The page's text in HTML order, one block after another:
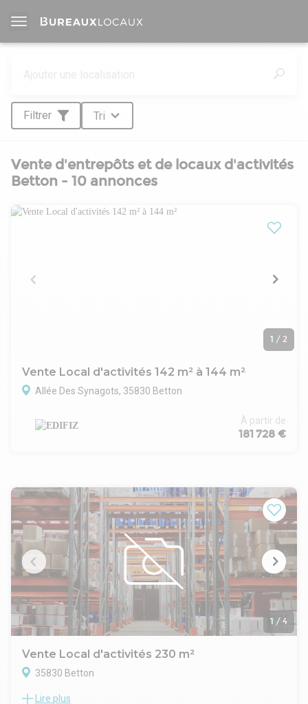
Filtrer Tri
Vente d'entrepôts et de locaux d'activités
Betton - 10 annonces
1 / 2
Vente Local d'activités 142 m² à 144 m²
Allée Des Synagots, 35830 Betton
À partir de
181 728 €
1 / 4
Vente Local d'activités 230 m²
35830 Betton
KERMARREC Entreprise RENNES vous propose au Nord Est
Lire plus